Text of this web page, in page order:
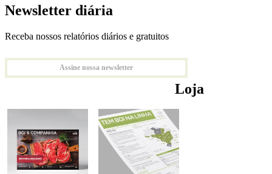
Newsletter diária
Receba nossos relatórios diários e gratuitos
Assine nossa newsletter
Loja